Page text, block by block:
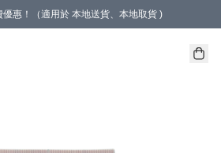
惠！（適用於 本地送貨、本地取貨 )